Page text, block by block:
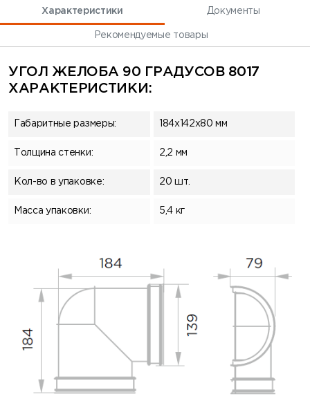
Характеристики Документы
Рекомендуемые товары
УГОЛ ЖЕЛОБА 90 ГРАДУСОВ 8017
ХАРАКТЕРИСТИКИ:
Габаритные размеры: 184x142x80 мм
Толщина стенки: 2,2 мм
Кол-во в упаковке: 20 шт.
Масса упаковки: 5,4 кг